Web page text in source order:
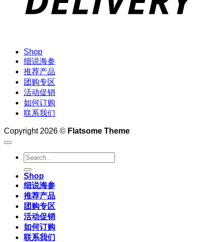
Shop
细说海参
推荐产品
团购专区
活动促销
如何订购
联系我们
Copyright 2026 © Flatsome Theme
Search
for:
Shop
细说海参
推荐产品
团购专区
活动促销
如何订购
联系我们